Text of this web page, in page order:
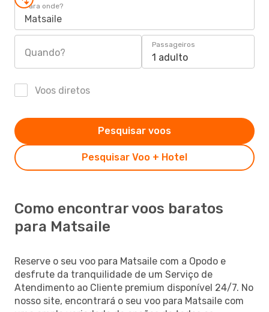
Para onde?
Matsaile
Quando?
Passageiros
1 adulto
Voos diretos
Pesquisar Voo + Hotel
Pesquisar voos
Como encontrar voos baratos
para Matsaile
Reserve o seu voo para Matsaile com a Opodo e
desfrute da tranquilidade de um Serviço de
Atendimento ao Cliente premium disponível 24/7. No
nosso site, encontrará o seu voo para Matsaile com